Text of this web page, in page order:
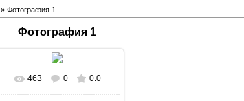
» Фотография 1
Фотография 1
В реальном размере
463 0 0.0